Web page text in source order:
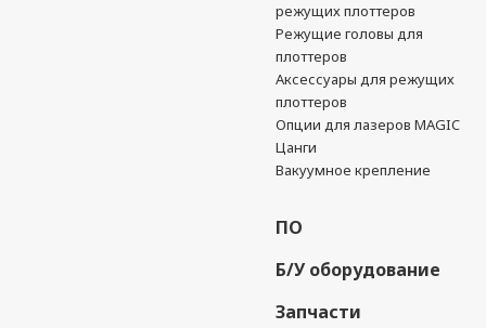
режущих плоттеров
Режущие головы для
плоттеров
Аксессуары для режущих
плоттеров
Опции для лазеров MAGIC
Цанги
Вакуумное крепление
ПО
Б/У оборудование
Запчасти